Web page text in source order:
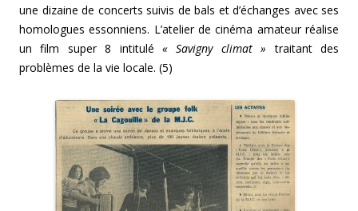
une dizaine de concerts suivis de bals et d’échanges avec ses
homologues essonniens. L’atelier de cinéma amateur réalise
un film super 8 intitulé « Savigny climat » traitant des
problèmes de la vie locale. (5)